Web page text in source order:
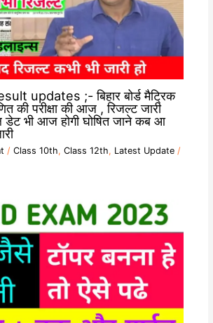
updates ;- बिहार बोर्ड मैट्रिक
की परीक्षा की आज , रिजल्ट जारी
भी आज होगी घोषित जाने कब आ
/ Class 10th, Class 12th, Latest Update/